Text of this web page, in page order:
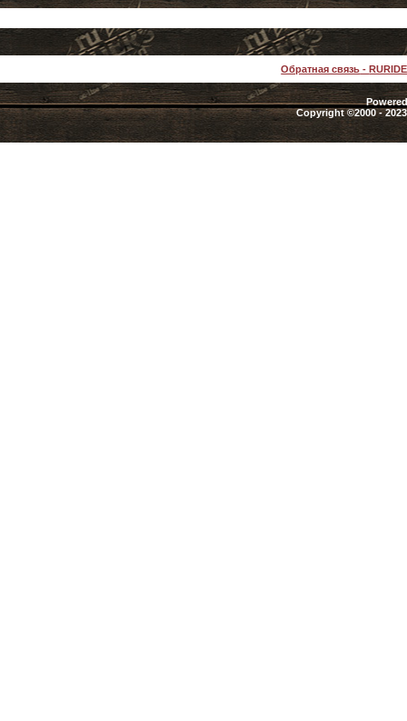
Обратная связь -
Copyright ©2000 -